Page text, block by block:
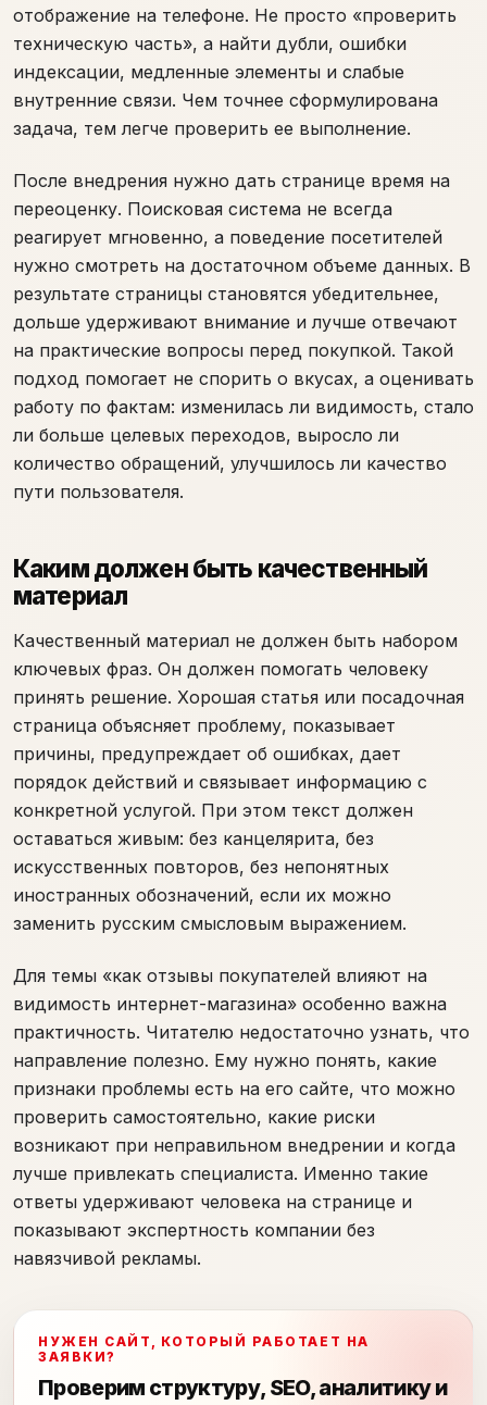
отображение на телефоне. Не просто «проверить
техническую часть», а найти дубли, ошибки
индексации, медленные элементы и слабые
внутренние связи. Чем точнее сформулирована
задача, тем легче проверить ее выполнение.
После внедрения нужно дать странице время на
переоценку. Поисковая система не всегда
реагирует мгновенно, а поведение посетителей
нужно смотреть на достаточном объеме данных. В
результате страницы становятся убедительнее,
дольше удерживают внимание и лучше отвечают
на практические вопросы перед покупкой. Такой
подход помогает не спорить о вкусах, а оценивать
работу по фактам: изменилась ли видимость, стало
ли больше целевых переходов, выросло ли
количество обращений, улучшилось ли качество
пути пользователя.
Каким должен быть качественный
материал
Качественный материал не должен быть набором
ключевых фраз. Он должен помогать человеку
принять решение. Хорошая статья или посадочная
страница объясняет проблему, показывает
причины, предупреждает об ошибках, дает
порядок действий и связывает информацию с
конкретной услугой. При этом текст должен
оставаться живым: без канцелярита, без
искусственных повторов, без непонятных
иностранных обозначений, если их можно
заменить русским смысловым выражением.
Для темы «как отзывы покупателей влияют на
видимость интернет-магазина» особенно важна
практичность. Читателю недостаточно узнать, что
направление полезно. Ему нужно понять, какие
признаки проблемы есть на его сайте, что можно
проверить самостоятельно, какие риски
возникают при неправильном внедрении и когда
лучше привлекать специалиста. Именно такие
ответы удерживают человека на странице и
показывают экспертность компании без
навязчивой рекламы.
НУЖЕН САЙТ, КОТОРЫЙ РАБОТАЕТ НА
ЗАЯВКИ?
Проверим структуру, SEO, аналитику и